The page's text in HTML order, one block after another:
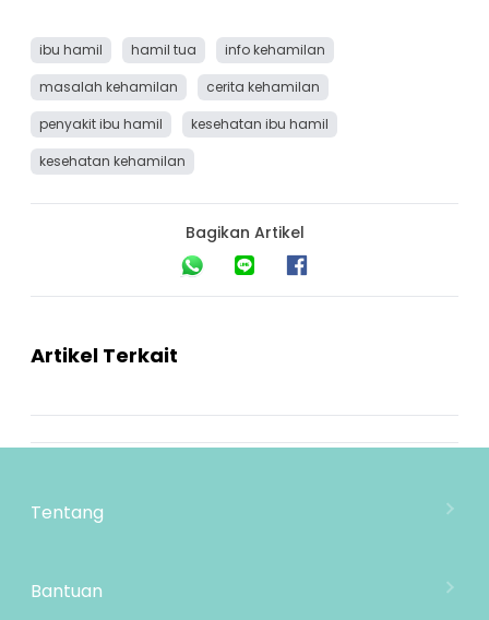
ibu hamil hamil tua
info kehamilan
masalah kehamilan
cerita kehamilan
penyakit ibu hamil
kesehatan ibu hamil
kesehatan kehamilan
Bagikan Artikel
Artikel Terkait
Tentang
Lokasi Toko
Bantuan